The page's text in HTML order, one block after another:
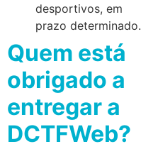
desportivos, em
prazo determinado.
Quem está
obrigado a
entregar a
DCTFWeb?